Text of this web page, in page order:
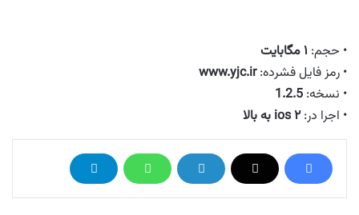
• حجم:
• رمز فایل فشرده:www.yjc.ir
• نسخه:
• اجرا در:ios ۲ به بالا